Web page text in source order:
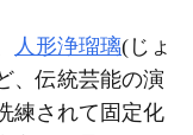
人形浄瑠璃(じょ
、伝統芸能の演
練されて固定化